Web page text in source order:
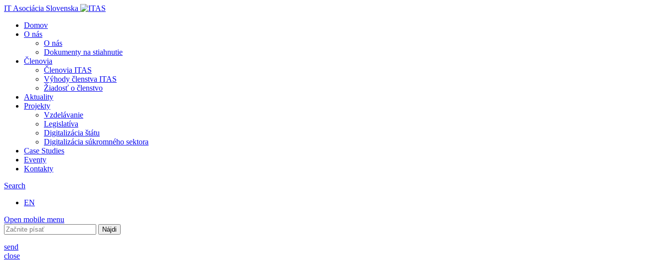
IT Asociácia Slovenska
Domov
O nás
O nás
Dokumenty na stiahnutie
Členovia
Členovia ITAS
Výhody členstva ITAS
Žiadosť o členstvo
Aktuality
Projekty
Vzdelávanie
Legislatíva
Digitalizácia štátu
Digitalizácia súkromného sektora
Case Studies
Eventy
Kontakty
Search
EN
Open mobile menu
Hľadať:
send
close